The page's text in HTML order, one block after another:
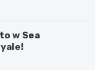
w Sea